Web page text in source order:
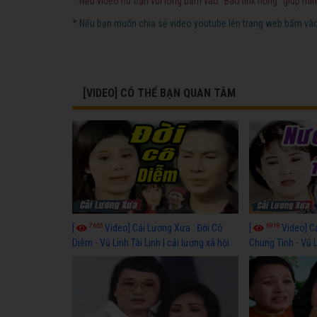
* Nếu bạn muốn chia sẻ video youtube lên trang web bấm
[VIDEO] CÓ THỂ BẠN QUAN TÂM
7665 Video] Cải Lương Xưa : Đời Cô
Diễm - Vũ Linh Tài Linh | cải lương xã hội
6918 Video]
Chung Tình - Vũ
lương xã hội hay